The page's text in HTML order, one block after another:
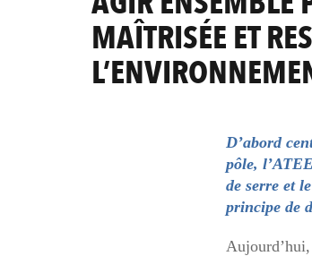
MAÎTRISÉE ET
D’abord
pôle,
de serre et
principe de